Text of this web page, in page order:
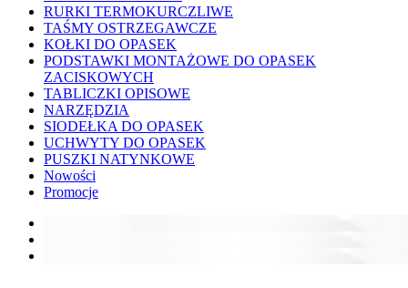
RURKI TERMOKURCZLIWE
TAŚMY OSTRZEGAWCZE
KOŁKI DO OPASEK
PODSTAWKI MONTAŻOWE DO OPASEK
ZACISKOWYCH
TABLICZKI OPISOWE
NARZĘDZIA
SIODEŁKA DO OPASEK
UCHWYTY DO OPASEK
PUSZKI NATYNKOWE
Nowości
Promocje